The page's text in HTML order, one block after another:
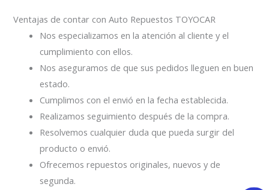
Ventajas de contar con Auto Repuestos TOYOCAR
Nos especializamos en la atención al cliente y el
cumplimiento con ellos.
Nos aseguramos de que sus pedidos lleguen en buen
estado.
Cumplimos con el envió en la fecha establecida.
Realizamos seguimiento después de la compra.
Resolvemos cualquier duda que pueda surgir del
producto o envió.
Ofrecemos repuestos originales, nuevos y de
segunda.